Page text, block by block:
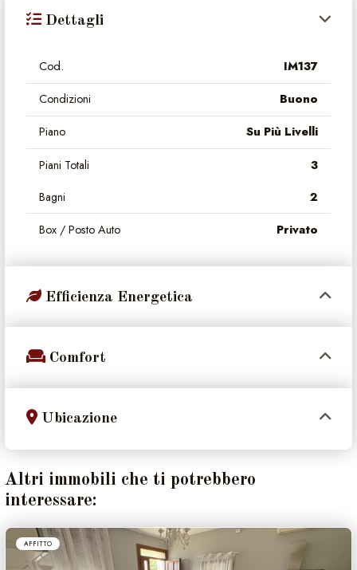
Dettagli
Cod. IM137
Condizioni Buono
Piano Su Più Livelli
Piani Totali 3
Bagni 2
Box / Posto Auto Privato
Efficienza Energetica
Comfort
Ubicazione
Altri immobili che ti potrebbero
interessare:
AFFITTO